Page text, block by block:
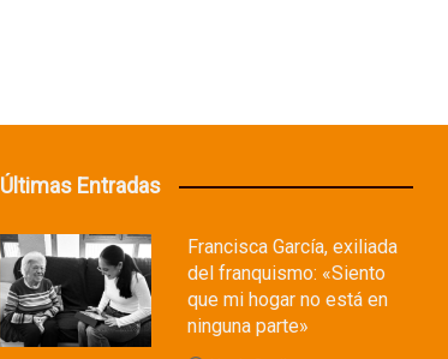
Últimas Entradas
Francisca García, exiliada
del franquismo: «Siento
que mi hogar no está en
ninguna parte»